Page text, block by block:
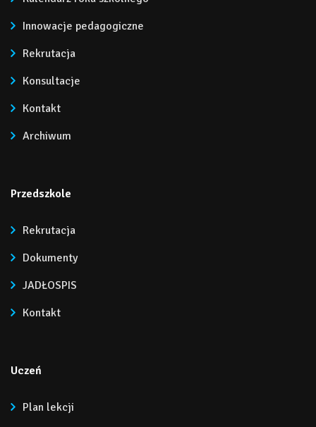
Innowacje pedagogiczne
Rekrutacja
Konsultacje
Kontakt
Archiwum
Przedszkole
Rekrutacja
Dokumenty
JADŁOSPIS
Kontakt
Uczeń
Plan lekcji